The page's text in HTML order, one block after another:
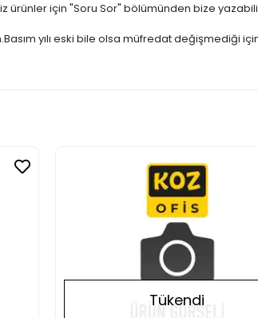
ürünler için "Soru Sor" bölümünden bize
yılı eski bile olsa müfredat değişmediği
Tükendi